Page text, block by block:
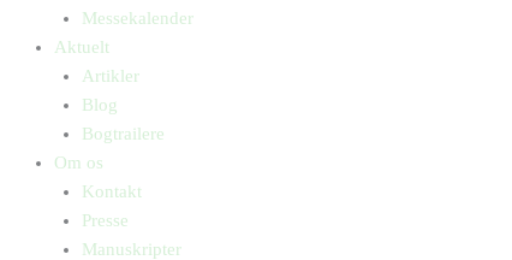
Messekalender
Aktuelt
Artikler
Blog
Bogtrailere
Om os
Kontakt
Presse
Manuskripter